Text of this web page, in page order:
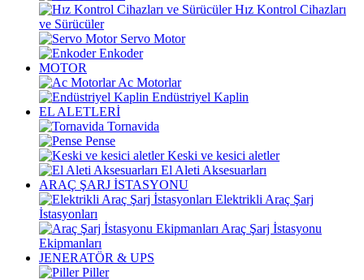
Hız Kontrol Cihazları
ve Sürücüler
Servo Motor
Enkoder
MOTOR
Ac Motorlar
Endüstriyel Kaplin
EL ALETLERİ
Tornavida
Pense
Keski ve kesici aletler
El Aleti Aksesuarları
ARAÇ ŞARJ İSTASYONU
Elektrikli Araç Şarj
İstasyonları
Araç Şarj İstasyonu
Ekipmanları
JENERATÖR & UPS
Piller